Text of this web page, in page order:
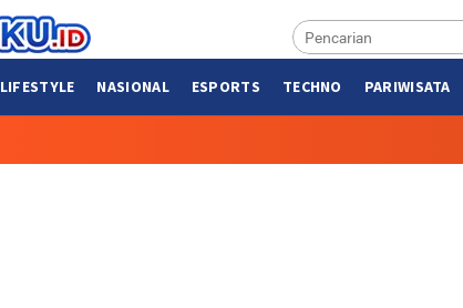
LIFESTYLE NASIONAL ESPORTS TECHNO PARIWISATA